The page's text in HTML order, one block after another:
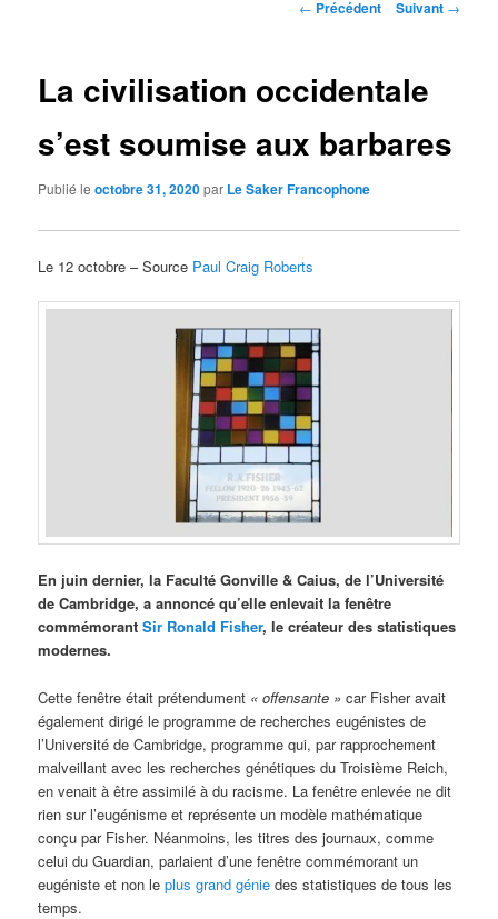
Navigation
← Précédent Suivant →
La civilisation occidentale
s’est soumise aux barbares
Publié leoctobre 31, 2020par Le Saker Francophone
Le 12 octobre – Source Paul Craig Roberts
En juin dernier, la Faculté Gonville & Caius, de l’Université
de Cambridge, a annoncé qu’elle enlevait la fenêtre
commémorantSir Ronald Fisher, le créateur des statistiques
modernes.
Cette fenêtre était prétendument « offensante » car Fisher avait
également dirigé le programme de recherches eugénistes de
l’Université de Cambridge, programme qui, par rapprochement
malveillant avec les recherches génétiques du Troisième Reich,
en venait à être assimilé à du racisme. La fenêtre enlevée ne dit
rien sur l’eugénisme et représente un modèle mathématique
conçu par Fisher. Néanmoins, les titres des journaux, comme
celui du Guardian, parlaient d’une fenêtre commémorant un
eugéniste et non leplus grand génie des statistiques de tous les
temps.